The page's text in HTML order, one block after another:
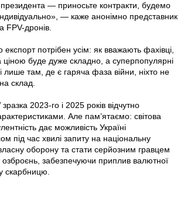
президента — приносьте контракти, будемо
— каже анонімно представник
FPV-дронів.
потрібен усім: як вважають фахівці,
ціною буде дуже складно, а суперпопулярні
лише там, де є гаряча фаза війни, ніхто не
склад.
зразка 2023-го і 2025 років відчутно
Але пам’ятаємо: світова
дає можливість Україні
під час хвилі запиту на національну
оборону та стати серйозним гравцем
озброєнь, забезпечуючи приплив валютної
скарбницю.